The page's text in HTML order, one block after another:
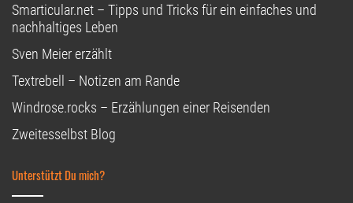
Smarticular.net – Tipps und Tricks für ein einfaches und
nachhaltiges Leben
Sven Meier erzählt
Textrebell – Notizen am Rande
Windrose.rocks – Erzählungen einer Reisenden
Zweitesselbst Blog
Unterstützt Du mich?